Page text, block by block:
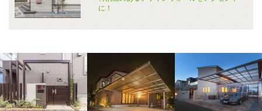
に！